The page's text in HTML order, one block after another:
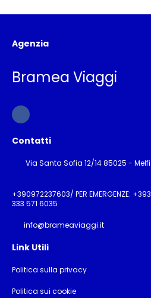
Agenzia
Bramea Viaggi
Contatti
Via Santa Sofia 12/14 85025 - Melfi
+390972237603/ PER EMERGENZE:
333 571 6035
info@brameaviaggi.it
Link Utili
Politica sulla privacy
Politica sui cookie